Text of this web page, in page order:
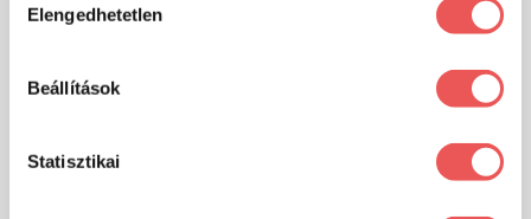
kiválasztása
Elengedhetetlen
Beállítások
Statisztikai